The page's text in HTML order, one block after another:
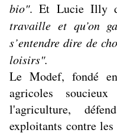
bio". Et Lucie Illy
travaille et qu’on
s’entendre dire de
loisirs".
Le Modef, fondé
agricoles
l'agriculture,
exploitants contre